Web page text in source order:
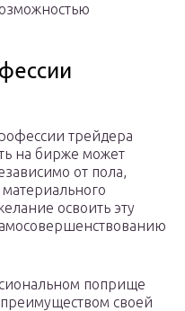
трейдера
на бирже может
от пола,
освоить эту
поприще
своей